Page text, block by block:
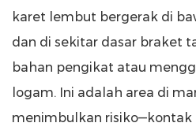
karet lembut bergerak di
dan di sekitar dasar braket
bahan pengikat atau
logam. Ini adalah area di
menimbulkan